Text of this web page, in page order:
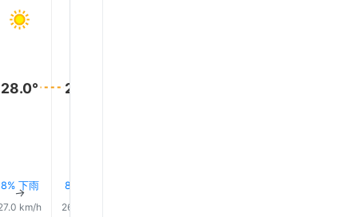
28.0°
8% 下雨
↑
km/h
28.0°
8% 下雨
26.0 km/h